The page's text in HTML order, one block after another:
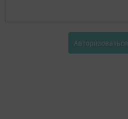
Авторизоваться